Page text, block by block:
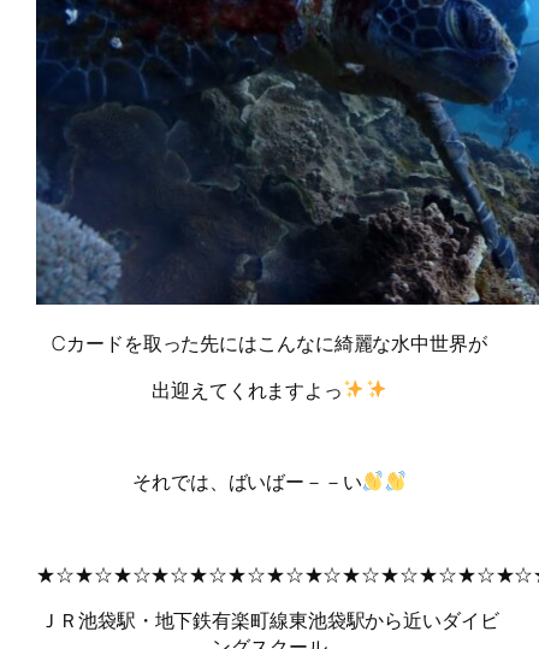
Cカードを取った先にはこんなに綺麗な水中世界が
出迎えてくれますよっ
それでは、ばいばー－－い
ＪＲ池袋駅・地下鉄有楽町線東池袋駅から近いダイビ